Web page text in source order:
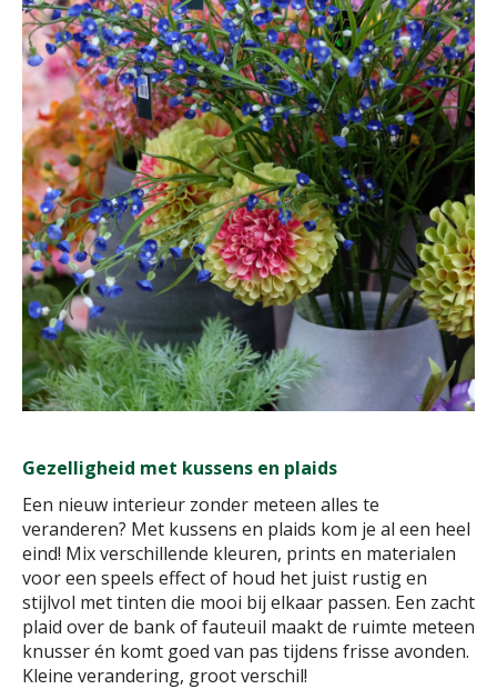
Gezelligheid met kussens en plaids
Een nieuw interieur zonder meteen alles te
veranderen? Met kussens en plaids kom je al een heel
eind! Mix verschillende kleuren, prints en materialen
voor een speels effect of houd het juist rustig en
stijlvol met tinten die mooi bij elkaar passen. Een zacht
plaid over de bank of fauteuil maakt de ruimte meteen
knusser én komt goed van pas tijdens frisse avonden.
Kleine verandering, groot verschil!